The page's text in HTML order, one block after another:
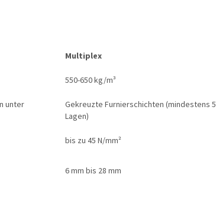
Multiplex
550-650 kg/m³
unter
Gekreuzte Furnierschichten (mindestens 5
Lagen)
bis zu 45 N/mm²
6 mm bis 28 mm